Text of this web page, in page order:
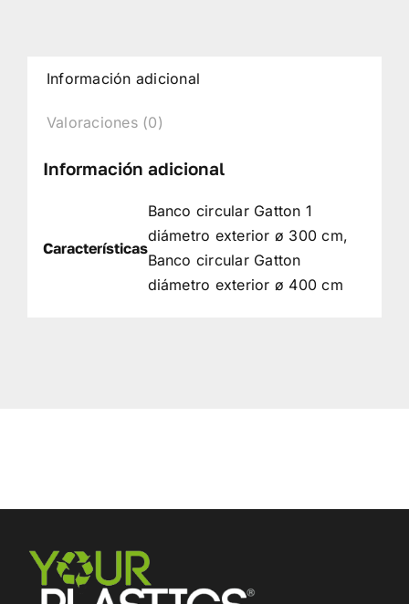
Información adicional
Valoraciones (0)
Información adicional
Características
Banco circular Gatton 1
diámetro exterior ø 300 cm,
Banco circular Gatton
diámetro exterior ø 400 cm